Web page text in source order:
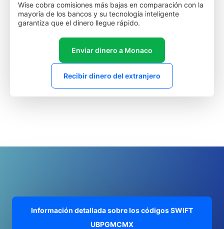
Wise cobra comisiones más bajas en comparación con la
mayoría de los bancos y su tecnología inteligente
garantiza que el dinero llegue rápido.
Enviar dinero a Monaco
Recibir dinero del extranjero
Información detallada sobre los códigos SWIFT
UBPGMCMX